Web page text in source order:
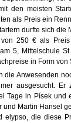
den meisten
als Preis ein
durfte sich
250 € als Preis
5, Mittelschule
in Form
die Anwesenden
ausgesucht.
Tage in Písek und
und Martin Hansel
die diese